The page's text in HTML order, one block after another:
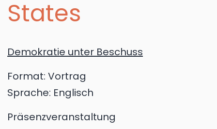
States
Demokratie unter Beschuss
Format: Vortrag
Sprache: Englisch
Präsenzveranstaltung